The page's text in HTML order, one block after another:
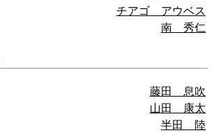
チアゴ アウベス
南 秀仁
藤田 息吹
山田 康太
半田 陸